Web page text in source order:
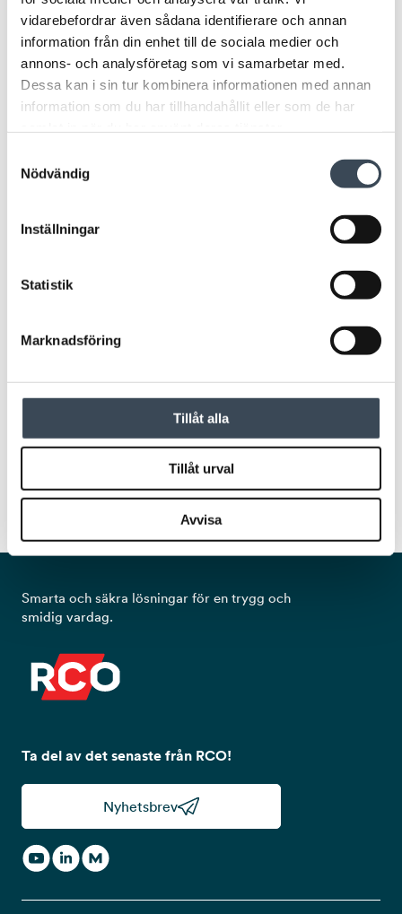
vidarebefordrar även sådana identifierare och annan
information från din enhet till de sociala medier och
annons- och analysföretag som vi samarbetar med.
Dessa kan i sin tur kombinera informationen med annan
information som du har tillhandahållit eller som de har
Nödvändig
Inställningar
Statistik
Marknadsföring
Tillåt alla
Tillåt urval
Avvisa
RK-1 RADIOKNAPP
BORDSLÄSARE RADIO RK-1
Ta del av det senaste från RCO!
Nyhetsbrev
Smarta och säkra lösningar för en trygg och
smidig vardag.